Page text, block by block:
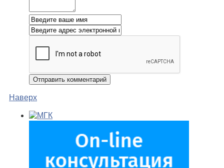
Наверх